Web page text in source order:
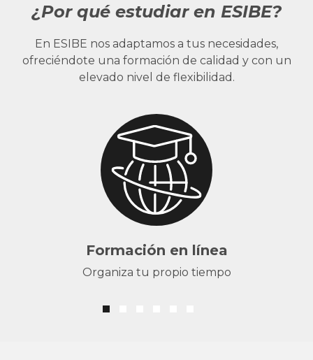
¿Por qué estudiar en ESIBE?
En ESIBE nos adaptamos a tus necesidades,
ofreciéndote una formación de calidad y con un
elevado nivel de flexibilidad.
Formación en línea
Organiza tu propio tiempo